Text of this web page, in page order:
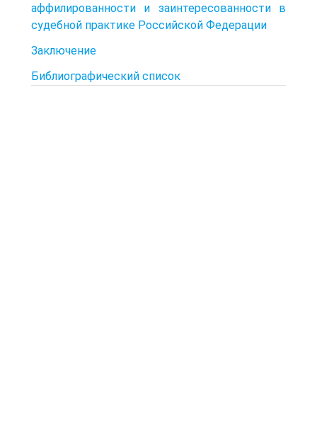
аффилированности и заинтересованности в
судебной практике Российской Федерации
Заключение
Библиографический список